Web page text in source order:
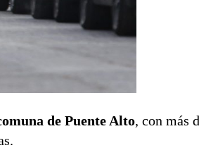
de Puente Alto, con más